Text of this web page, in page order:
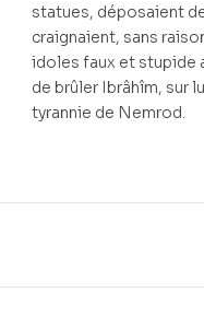
statues, déposaient
craignaient, sans
idoles faux et stupide
de brûler Ibrâhîm, sur
tyrannie de Nemrod.